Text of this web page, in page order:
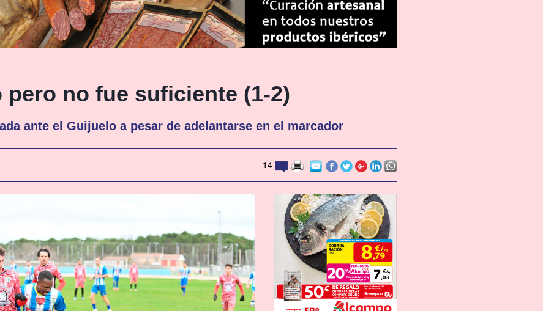
pero no fue suficiente (1-2)
ante el Guijuelo a pesar de adelantarse en el marcador
14